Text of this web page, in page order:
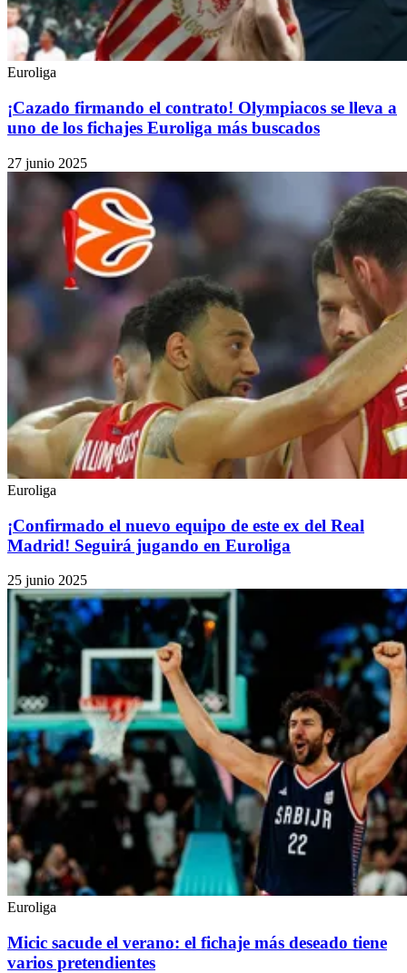
Euroliga
¡Cazado firmando el contrato! Olympiacos se lleva a
uno de los fichajes Euroliga más buscados
27 junio 2025
Euroliga
¡Confirmado el nuevo equipo de este ex del Real
Madrid! Seguirá jugando en Euroliga
25 junio 2025
Euroliga
Micic sacude el verano: el fichaje más deseado tiene
varios pretendientes